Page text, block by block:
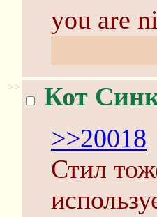
you are
>> Кот
>>20018
Стил